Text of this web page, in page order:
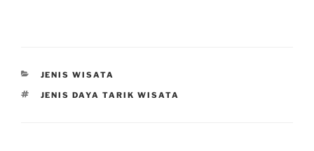
CATEGORIES
JENIS WISATA
TAGS
JENIS DAYA TARIK WISATA